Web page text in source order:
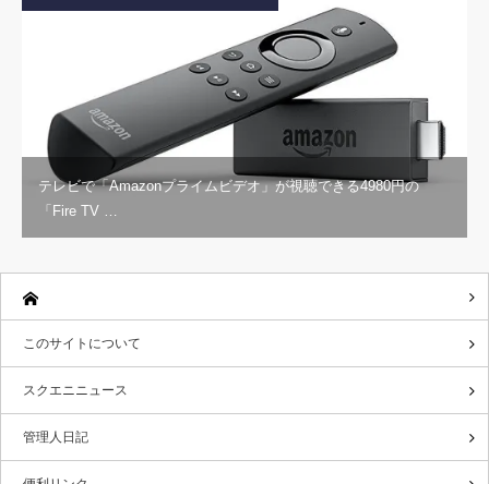
テレビで「Amazonプライムビデオ」が視聴できる4980円の
「Fire TV …
このサイトについて
スクエニニュース
管理人日記